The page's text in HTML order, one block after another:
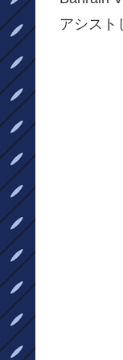
アシスト